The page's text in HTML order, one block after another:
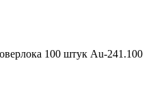
100 штук Au-241.100